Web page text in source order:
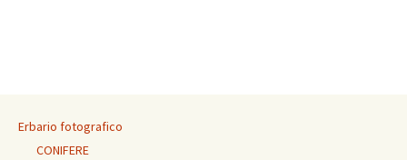
Erbario fotografico
CONIFERE